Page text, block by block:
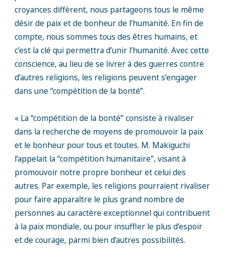
croyances diffèrent, nous partageons tous le même
désir de paix et de bonheur de l’humanité. En fin de
compte, nous sommes tous des êtres humains, et
c’est la clé qui permettra d’unir l’humanité. Avec cette
conscience, au lieu de se livrer à des guerres contre
d’autres religions, les religions peuvent s’engager
dans une “compétition de la bonté”.
« La “compétition de la bonté” consiste à rivaliser
dans la recherche de moyens de promouvoir la paix
et le bonheur pour tous et toutes. M. Makiguchi
l’appelait la “compétition humanitaire”, visant à
promouvoir notre propre bonheur et celui des
autres. Par exemple, les religions pourraient rivaliser
pour faire apparaître le plus grand nombre de
personnes au caractère exceptionnel qui contribuent
à la paix mondiale, ou pour insuffler le plus d’espoir
et de courage, parmi bien d’autres possibilités.